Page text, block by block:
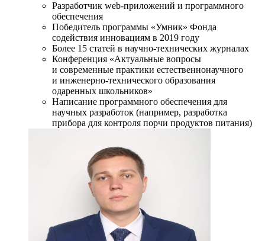
Разработчик web-приложений и программного
обеспечения
Победитель программы «Умник» Фонда
содействия инновациям в 2019 году
Более 15 статей в научно-технических журналах
Конференция «Актуальные вопросы
и современные практики естественнонаучного
и инженерно-технического образования
одаренных школьников»
Написание программного обеспечения для
научных разработок (например, разработка
прибора для контроля порчи продуктов питания)